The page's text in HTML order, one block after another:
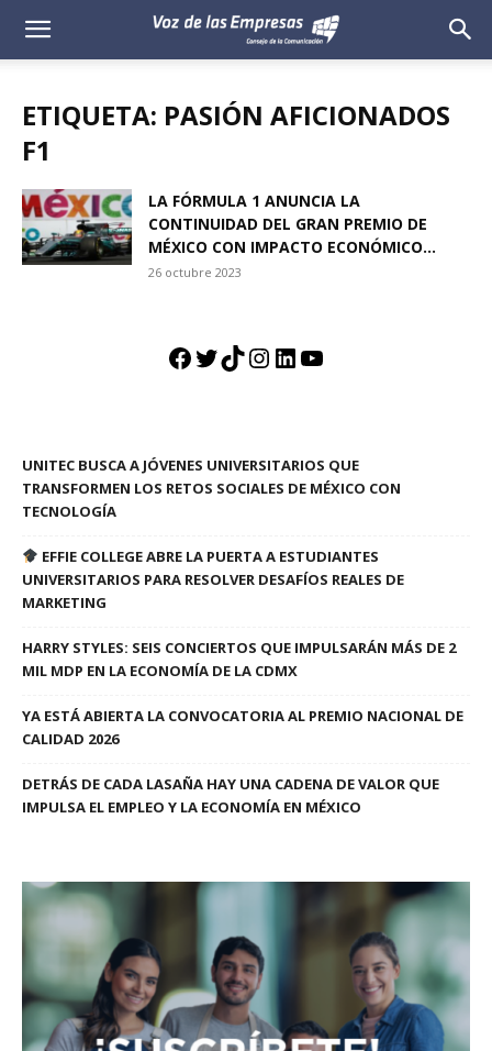
Voz
Empresas
ETIQUETA: PASIÓN AFICIONADOS
F1
LA FÓRMULA 1 ANUNCIA LA
CONTINUIDAD DEL GRAN PREMIO DE
MÉXICO CON IMPACTO ECONÓMICO...
26 octubre 2023
Facebook
Twitter
TikTok
Instagram
LinkedIn
YouTube
UNITEC BUSCA A JÓVENES UNIVERSITARIOS QUE
TRANSFORMEN LOS RETOS SOCIALES DE MÉXICO CON
TECNOLOGÍA
EFFIE COLLEGE ABRE LA PUERTA A ESTUDIANTES
UNIVERSITARIOS PARA RESOLVER DESAFÍOS REALES DE
MARKETING
HARRY STYLES: SEIS CONCIERTOS QUE IMPULSARÁN MÁS DE 2
MIL MDP EN LA ECONOMÍA DE LA CDMX
YA ESTÁ ABIERTA LA CONVOCATORIA AL PREMIO NACIONAL DE
CALIDAD 2026
DETRÁS DE CADA LASAÑA HAY UNA CADENA DE VALOR QUE
IMPULSA EL EMPLEO Y LA ECONOMÍA EN MÉXICO